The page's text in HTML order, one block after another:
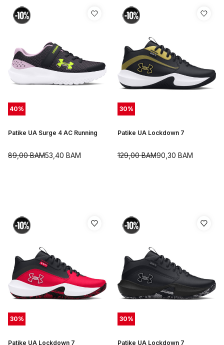
40%
Patike UA Surge 4 AC Running
53,40 BAM
89,00BAM
30%
Patike UA Lockdown 7
90,30 BAM
129,00BAM
30%
Patike UA Lockdown 7
30%
Patike UA Lockdown 7